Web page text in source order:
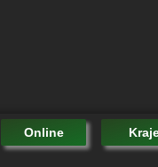
Online